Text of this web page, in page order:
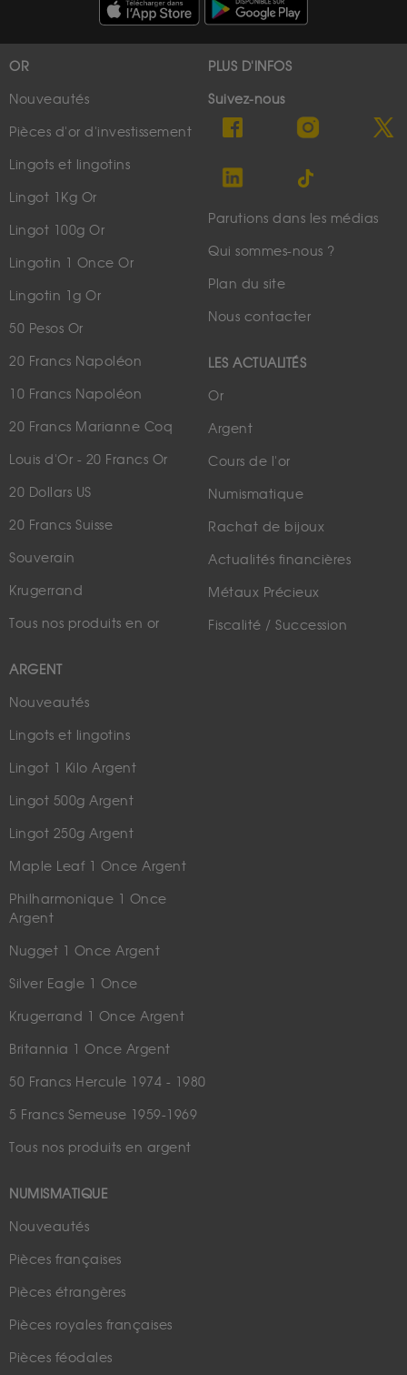
OR
Nouveautés
Pièces d'or d'investissement
Lingots et lingotins
Lingot 1Kg Or
Lingot 100g Or
Lingotin 1 Once Or
Lingotin 1g Or
50 Pesos Or
20 Francs Napoléon
10 Francs Napoléon
20 Francs Marianne Coq
Louis d'Or - 20 Francs Or
20 Dollars US
20 Francs Suisse
Souverain
Krugerrand
Tous nos produits en or
ARGENT
Nouveautés
Lingots et lingotins
Lingot 1 Kilo Argent
Lingot 500g Argent
Lingot 250g Argent
Maple Leaf 1 Once Argent
Philharmonique 1 Once
Argent
Nugget 1 Once Argent
Silver Eagle 1 Once
Krugerrand 1 Once Argent
Britannia 1 Once Argent
50 Francs Hercule 1974 - 1980
5 Francs Semeuse 1959-1969
Tous nos produits en argent
NUMISMATIQUE
Nouveautés
Pièces françaises
Pièces étrangères
Pièces royales françaises
Pièces féodales
PLUS D'INFOS
Suivez-nous
Parutions dans les médias
Qui sommes-nous ?
Plan du site
Nous contacter
LES ACTUALITÉS
Or
Argent
Cours de l'or
Numismatique
Rachat de bijoux
Actualités financières
Métaux Précieux
Fiscalité / Succession